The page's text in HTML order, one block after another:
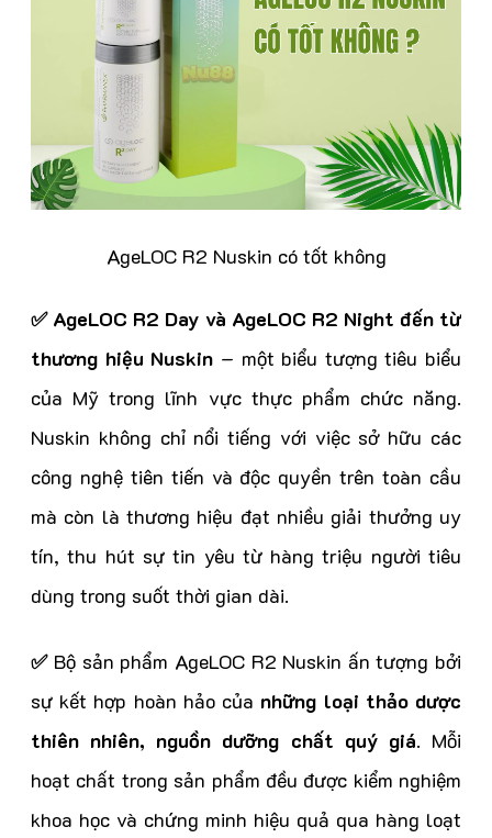
AgeLOC R2 Nuskin có tốt không
✅ AgeLOC R2 Day và AgeLOC R2 Night đến từ
thương hiệu Nuskin – một biểu tượng tiêu biểu
của Mỹ trong lĩnh vực thực phẩm chức năng.
Nuskin không chỉ nổi tiếng với việc sở hữu các
công nghệ tiên tiến và độc quyền trên toàn cầu
mà còn là thương hiệu đạt nhiều giải thưởng uy
tín, thu hút sự tin yêu từ hàng triệu người tiêu
dùng trong suốt thời gian dài.
✅ Bộ sản phẩm AgeLOC R2 Nuskin ấn tượng bởi
sự kết hợp hoàn hảo của những loại thảo dược
thiên nhiên, nguồn dưỡng chất quý giá. Mỗi
hoạt chất trong sản phẩm đều được kiểm nghiệm
khoa học và chứng minh hiệu quả qua hàng loạt